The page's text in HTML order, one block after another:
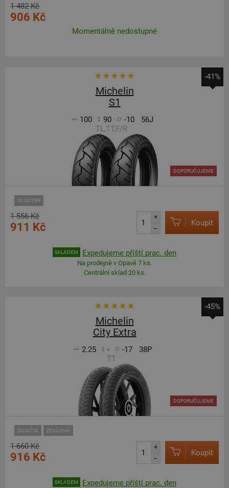
1 482 Kč
906 Kč
Momentálně nedostupné
-41%
Michelin
S1
100 90 -10
56J
TL,TT,F/R
SCOOTER
DOPORUČUJEME
1 556 Kč
911 Kč
+
–
Koupit
SKLADEM Expedujeme příští prac. den
Na prodejně v Opavě 7 ks.
Centrální sklad 20 ks.
-45%
Michelin
City Extra
2.25 - -17
38P
TT
SILNIČNÍ ZESÍLENÁ
DOPORUČUJEME
1 660 Kč
916 Kč
+
–
Koupit
SKLADEM Expedujeme příští prac. den